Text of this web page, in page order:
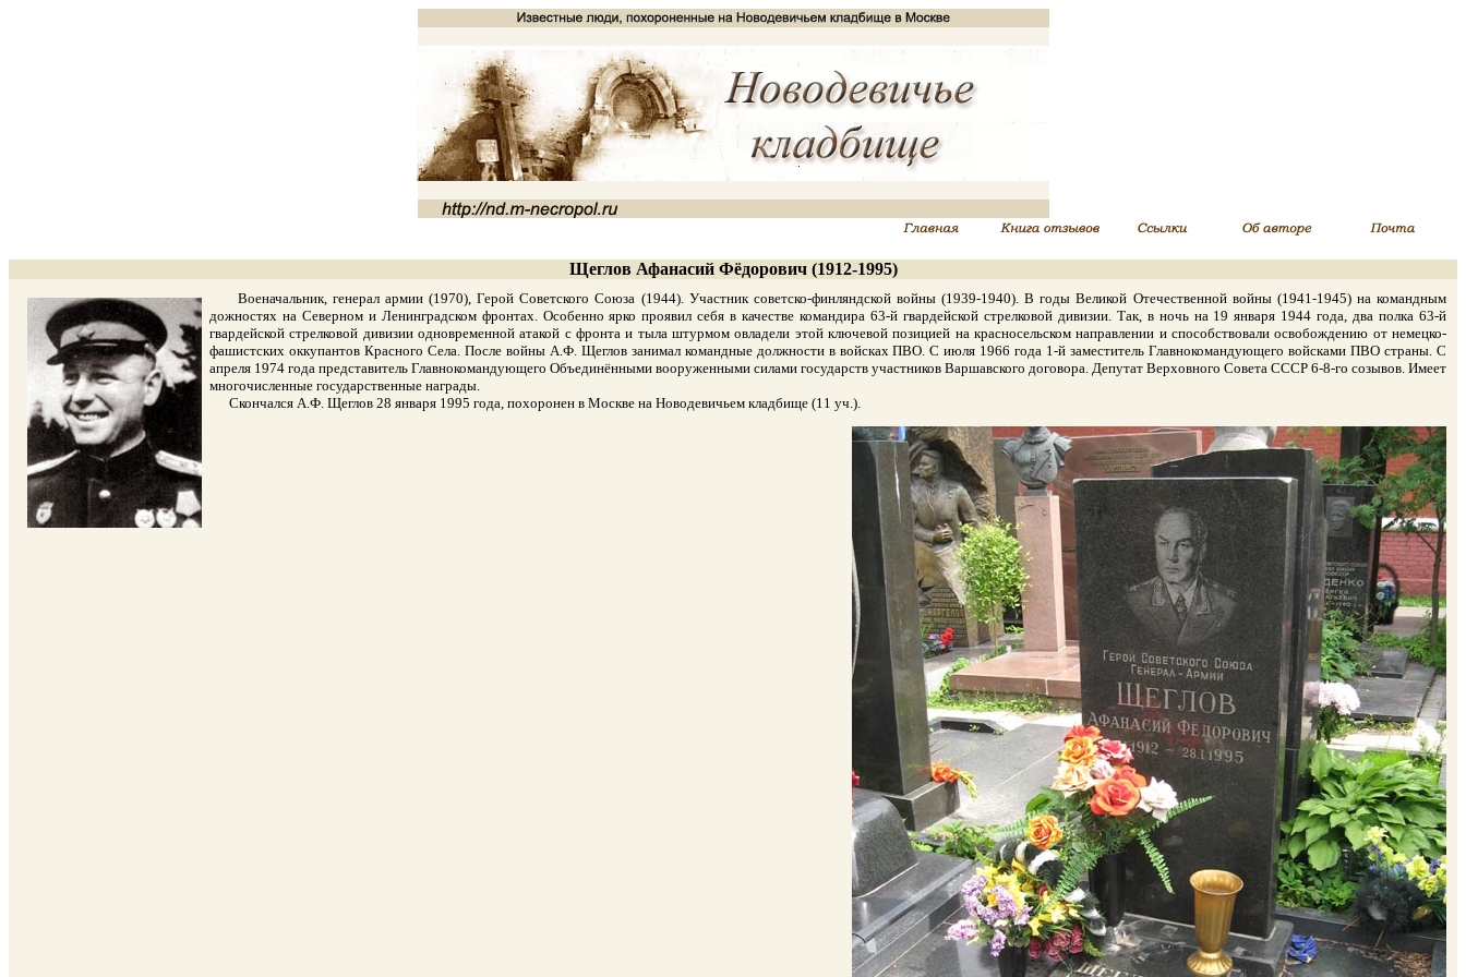
Щеглов Афанасий Фёдорович (1912-1995)
Военачальник, генерал армии (1970), Герой Советского Союза (1944). Участник советско-финляндской войны (1939-1940). В годы Великой Отечественной войны (1941-1945) на командным
дожностях на Северном и Ленинградском фронтах. Особенно ярко проявил себя в качестве командира 63-й гвардейской стрелковой дивизии. Так, в ночь на 19 января 1944 года, два полка 63-й
гвардейской стрелковой дивизии одновременной атакой с фронта и тыла штурмом овладели этой ключевой позицией на красносельском направлении и способствовали освобождению от немецко-
фашистских оккупантов Красного Села. После войны А.Ф. Щеглов занимал командные должности в войсках ПВО. С июля 1966 года 1-й заместитель Главнокомандующего войсками ПВО страны. С
апреля 1974 года представитель Главнокомандующего Объединёнными вооруженными силами государств участников Варшавского договора. Депутат Верховного Совета СССР 6-8-го созывов. Имеет
многочисленные государственные награды.
Скончался А.Ф. Щеглов 28 января 1995 года, похоронен в Москве на Новодевичьем кладбище (11 уч.).